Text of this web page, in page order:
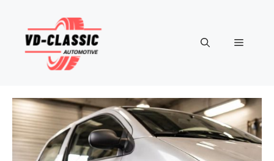
contenu
Menu